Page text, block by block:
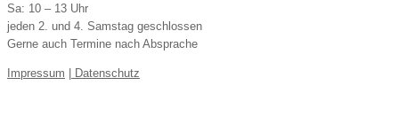
Sa: 10 – 13 Uhr
jeden 2. und 4. Samstag geschlossen
Gerne auch Termine nach Absprache
Impressum Datenschutz